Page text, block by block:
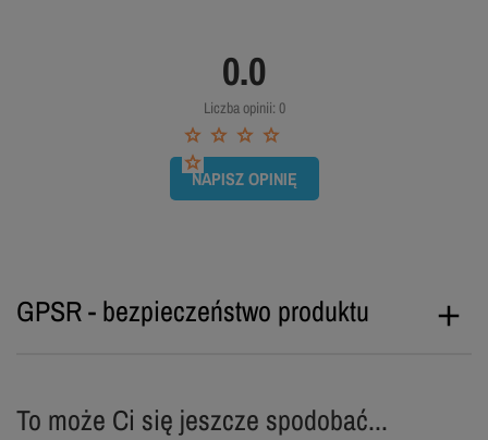
0.0
Liczba opinii: 0
NAPISZ OPINIĘ
GPSR - bezpieczeństwo produktu
To może Ci się jeszcze spodobać...